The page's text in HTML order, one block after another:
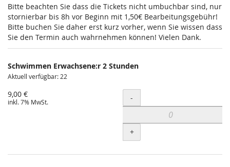
Bitte beachten Sie dass die Tickets nicht umbuchbar sind, nur
stornierbar bis 8h vor Beginn mit 1,50€ Bearbeitungsgebühr!
Bitte buchen Sie daher erst kurz vorher, wenn Sie wissen dass
Sie den Termin auch wahrnehmen können! Vielen Dank.
Schwimmen Erwachsene:r 2 Stunden
Aktuell verfügbar: 22
9,00 €
inkl. 7% MwSt. Menge
-
+